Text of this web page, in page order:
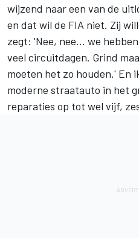
wijzend naar een van de
en dat wil de FIA niet. Zij
zegt: 'Nee, nee... we
veel circuitdagen. Grind
moeten het zo houden.' En
moderne straatauto in het
reparaties op tot wel vijf,